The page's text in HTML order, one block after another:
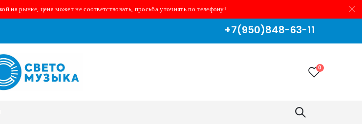
на рынке, цена может не соответствовать, просьба уточнять по телефону!
+7(950)848-63-11
0